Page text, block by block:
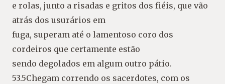
e rolas, junto a risadas e gritos dos fiéis, que vão
atrás dos usurários em
fuga, superam até o lamentoso coro dos
cordeiros que certamente estão
sendo degolados em algum outro pátio.
53.5Chegam correndo os sacerdotes, com os